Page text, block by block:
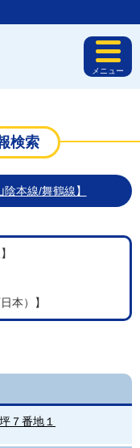
メニュー
検索
本線/舞鶴線】
本）】
７番地１